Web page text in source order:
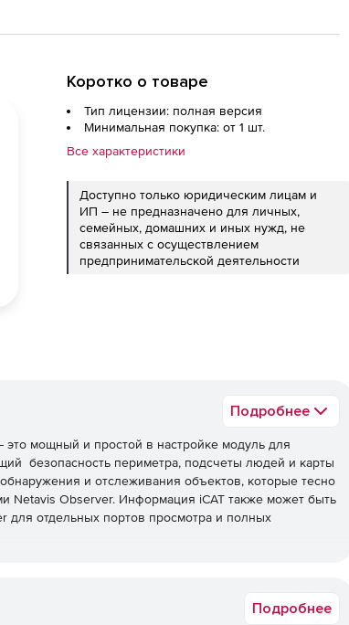
Коротко о товаре
Тип лицензии: полная версия
Минимальная покупка: от 1 шт.
Все характеристики
Доступно только юридическим лицам и
ИП – не предназначено для личных,
семейных, домашних и иных нужд, не
связанных с осуществлением
предпринимательской деятельности
Подробнее
мощный и простой в настройке модуль для
безопасность периметра, подсчеты людей и карты
и отслеживания объектов, которые тесно
Netavis Observer. Информация iCAT также может быть
для отдельных портов просмотра и полных
всегда учитывается, когда он пересекает
Подробнее